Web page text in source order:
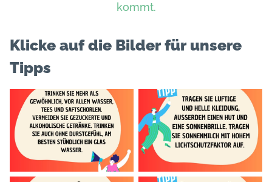
kommt.
Klicke auf die Bilder für unsere
Tipps